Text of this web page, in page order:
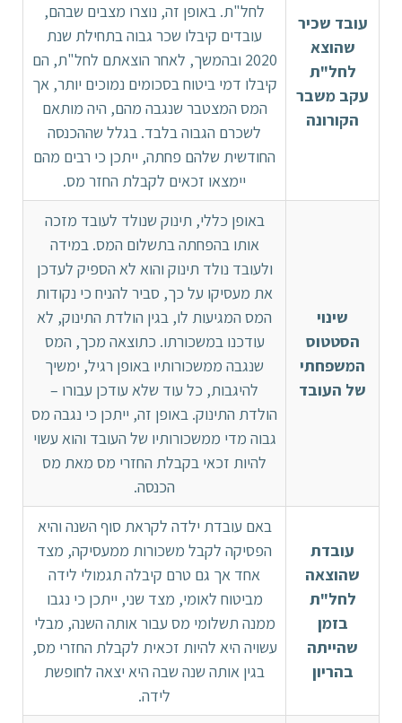
עובד שכיר
שהוצא
לחל"ת
עקב משבר
הקורונה
לחל"ת. באופן זה, נוצרו מצבים שבהם,
עובדים קיבלו שכר גבוה בתחילת שנת
2020 ובהמשך, לאחר הוצאתם לחל"ת, הם
קיבלו דמי ביטוח בסכומים נמוכים יותר, אך
המס המצטבר שנגבה מהם, היה מותאם
לשכרם הגבוה בלבד. בגלל שההכנסה
החודשית שלהם פחתה, ייתכן כי רבים מהם
יימצאו זכאים לקבלת החזר מס.
שינוי
הסטטוס
המשפחתי
של העובד
באופן כללי, תינוק שנולד לעובד מזכה
אותו בהפחתה בתשלום המס. במידה
ולעובד נולד תינוק והוא לא הספיק לעדכן
את מעסיקו על כך, סביר להניח כי נקודות
המס המגיעות לו, בגין הולדת התינוק, לא
עודכנו במשכורתו. כתוצאה מכך, המס
שנגבה ממשכורותיו באופן רגיל, ימשיך
להיגבות, כל עוד שלא עודכן עבורו –
הולדת התינוק. באופן זה, ייתכן כי נגבה מס
גבוה מדי ממשכורותיו של העובד והוא עשוי
להיות זכאי בקבלת החזרי מס מאת מס
הכנסה.
עובדת
שהוצאה
לחל"ת
בזמן
שהייתה
בהריון
באם עובדת ילדה לקראת סוף השנה והיא
הפסיקה לקבל משכורות ממעסיקה, מצד
אחד אך גם טרם קיבלה תגמולי לידה
מביטוח לאומי, מצד שני, ייתכן כי נגבו
ממנה תשלומי מס עבור אותה השנה, מבלי
עשויה היא להיות זכאית לקבלת החזרי מס,
בגין אותה שנה שבה היא יצאה לחופשת
לידה.